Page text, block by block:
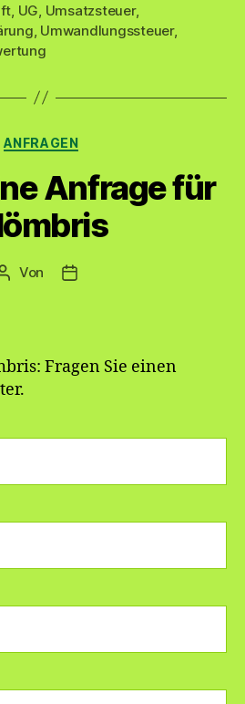
UG Umsatzsteuer,
Umwandlungssteuer,
Kategorien
ANFRAGEN
Anfrage für
Beitragsautor
Von Veröffentlichungsdatum
Fragen Sie einen